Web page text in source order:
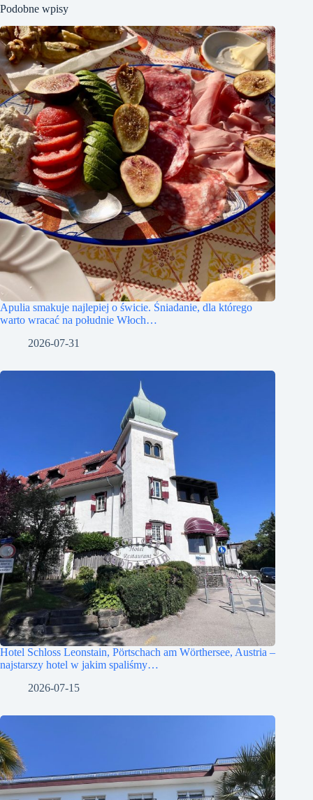
Podobne wpisy
Apulia smakuje najlepiej o świcie. Śniadanie, dla którego
warto wracać na południe Włoch…
2026-07-31
Hotel Schloss Leonstain, Pörtschach am Wörthersee, Austria –
najstarszy hotel w jakim spaliśmy…
2026-07-15